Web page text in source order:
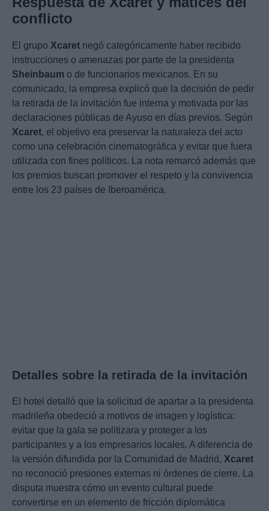
conflicto
El grupo Xcaret negó categóricamente haber recibido
instrucciones o amenazas por parte de la presidenta
Sheinbaum o de funcionarios mexicanos. En su
comunicado, la empresa explicó que la decisión de pedir
la retirada de la invitación fue interna y motivada por las
declaraciones públicas de Ayuso en días previos. Según
Xcaret, el objetivo era preservar la naturaleza del acto
como una celebración cinematográfica y evitar que fuera
utilizada con fines políticos. La nota remarcó además que
los premios buscan promover el respeto y la convivencia
entre los 23 países de Iberoamérica.
Detalles sobre la retirada de la invitación
El hotel detalló que la solicitud de apartar a la presidenta
madrileña obedeció a motivos de imagen y logística:
evitar que la gala se politizara y proteger a los
participantes y a los empresarios locales. A diferencia de
la versión difundida por la Comunidad de Madrid, Xcaret
no reconoció presiones externas ni órdenes de cierre. La
disputa muestra cómo un evento cultural puede
convertirse en un elemento de fricción diplomática